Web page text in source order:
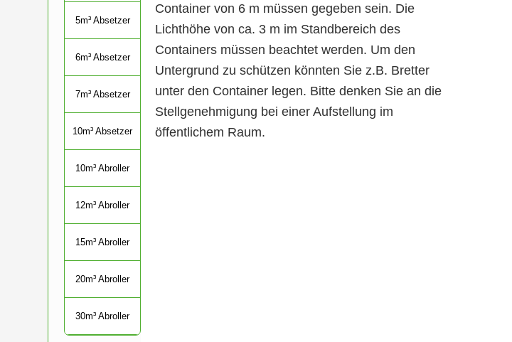
5m³ Absetzer
6m³ Absetzer
7m³ Absetzer
10m³ Absetzer
10m³ Abroller
12m³ Abroller
15m³ Abroller
20m³ Abroller
30m³ Abroller
Container von 6 m müssen gegeben sein. Die
Lichthöhe von ca. 3 m im Standbereich des
Containers müssen beachtet werden. Um den
Untergrund zu schützen könnten Sie z.B. Bretter
unter den Container legen. Bitte denken Sie an die
Stellgenehmigung bei einer Aufstellung im
öffentlichem Raum.